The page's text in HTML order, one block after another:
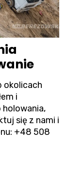
okolicach
i
się z nami i
+48 508